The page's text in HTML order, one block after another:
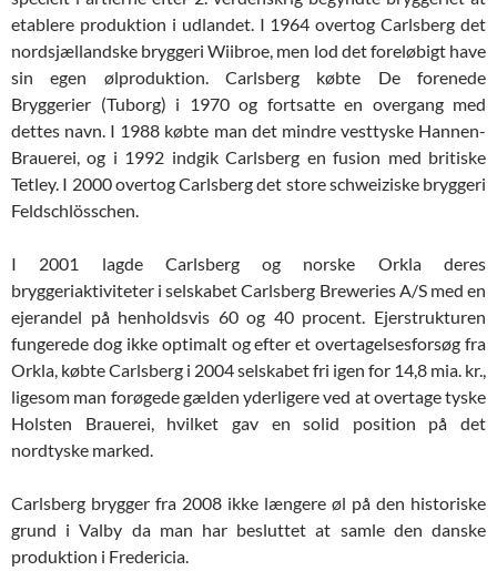
etablere produktion i udlandet. I 1964 overtog Carlsberg det
nordsjællandske bryggeri Wiibroe, men lod det foreløbigt have
sin egen ølproduktion. Carlsberg købte De forenede
Bryggerier (Tuborg) i 1970 og fortsatte en overgang med
dettes navn. I 1988 købte man det mindre vesttyske Hannen-
Brauerei, og i 1992 indgik Carlsberg en fusion med britiske
Tetley. I 2000 overtog Carlsberg det store schweiziske bryggeri
Feldschlösschen.
I 2001 lagde Carlsberg og norske Orkla deres
bryggeriaktiviteter i selskabet Carlsberg Breweries A/S med en
ejerandel på henholdsvis 60 og 40 procent. Ejerstrukturen
fungerede dog ikke optimalt og efter et overtagelsesforsøg fra
Orkla, købte Carlsberg i 2004 selskabet fri igen for 14,8 mia. kr.,
ligesom man forøgede gælden yderligere ved at overtage tyske
Holsten Brauerei, hvilket gav en solid position på det
nordtyske marked.
Carlsberg brygger fra 2008 ikke længere øl på den historiske
grund i Valby da man har besluttet at samle den danske
produktion i Fredericia.